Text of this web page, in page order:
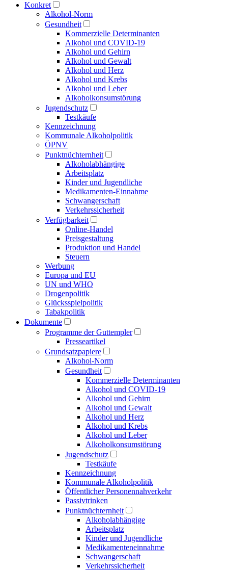
Konkret
Alkohol-Norm
Gesundheit
Kommerzielle Determinanten
Alkohol und COVID-19
Alkohol und Gehirn
Alkohol und Gewalt
Alkohol und Herz
Alkohol und Krebs
Alkohol und Leber
Alkoholkonsumstörung
Jugendschutz
Testkäufe
Kennzeichnung
Kommunale Alkoholpolitik
ÖPNV
Punktnüchternheit
Alkoholabhängige
Arbeitsplatz
Kinder und Jugendliche
Medikamenten-Einnahme
Schwangerschaft
Verkehrssicherheit
Verfügbarkeit
Online-Handel
Preisgestaltung
Produktion und Handel
Steuern
Werbung
Europa und EU
UN und WHO
Drogenpolitik
Glücksspielpolitik
Tabakpolitik
Dokumente
Programme der Guttempler
Presse­artikel
Grundsatzpapiere
Alkohol-Norm
Gesundheit
Kommerzielle Determinanten
Alkohol und COVID-19
Alkohol und Gehirn
Alkohol und Gewalt
Alkohol und Herz
Alkohol und Krebs
Alkohol und Leber
Alkoholkonsumstörung
Jugendschutz
Testkäufe
Kennzeichnung
Kommunale Alkoholpolitik
Öffentlicher Personen­nahverkehr
Passivtrinken
Punkt­nüchternheit
Alkohol­abhängige
Arbeitsplatz
Kinder und Jugendliche
Medikamenten­einnahme
Schwangerschaft
Verkehrs­sicherheit